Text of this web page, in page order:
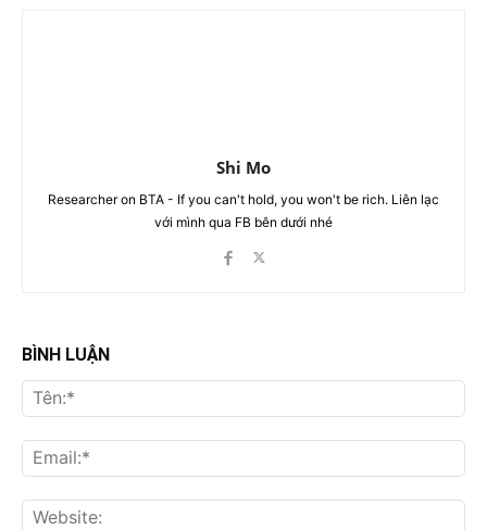
Shi Mo
Researcher on BTA - If you can't hold, you won't be rich. Liên lạc
với mình qua FB bên dưới nhé
BÌNH LUẬN